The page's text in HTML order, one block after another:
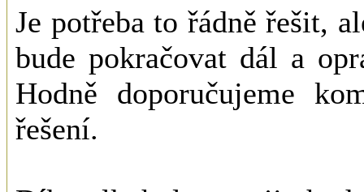
Je potřeba to řádně řešit,
bude pokračovat dál a
Hodně doporučujeme
řešení.